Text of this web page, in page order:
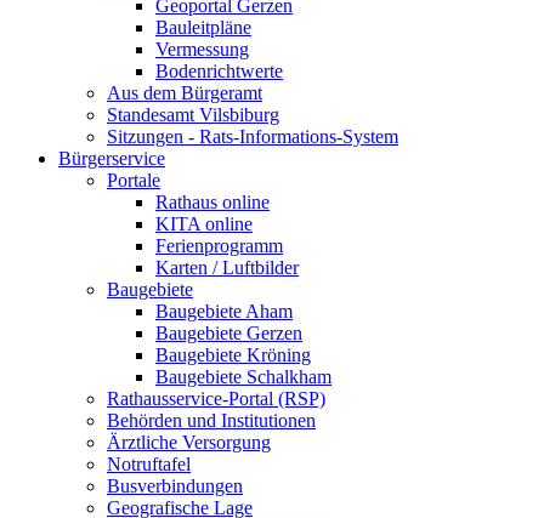
Geoportal Gerzen
Bauleitpläne
Vermessung
Bodenrichtwerte
Aus dem Bürgeramt
Standesamt Vilsbiburg
Sitzungen - Rats-Informations-System
Bürgerservice
Portale
Rathaus online
KITA online
Ferienprogramm
Karten / Luftbilder
Baugebiete
Baugebiete Aham
Baugebiete Gerzen
Baugebiete Kröning
Baugebiete Schalkham
Rathausservice-Portal (RSP)
Behörden und Institutionen
Ärztliche Versorgung
Notruftafel
Busverbindungen
Geografische Lage